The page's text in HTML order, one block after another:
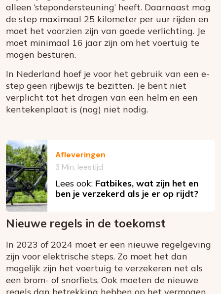
alleen ‘stepondersteuning’ heeft. Daarnaast mag
de step maximaal 25 kilometer per uur rijden en
moet het voorzien zijn van goede verlichting. Je
moet minimaal 16 jaar zijn om het voertuig te
mogen besturen.
In Nederland hoef je voor het gebruik van een e-
step geen rijbewijs te bezitten. Je bent niet
verplicht tot het dragen van een helm en een
kentekenplaat is (nog) niet nodig.
Afleveringen
3 Min. leestijd
Lees ook: Fatbikes, wat zijn het en
ben je verzekerd als je er op rijdt?
Nieuwe regels in de toekomst
In 2023 of 2024 moet er een nieuwe regelgeving
zijn voor elektrische steps. Zo moet het dan
mogelijk zijn het voertuig te verzekeren net als
een brom- of snorfiets. Ook moeten de nieuwe